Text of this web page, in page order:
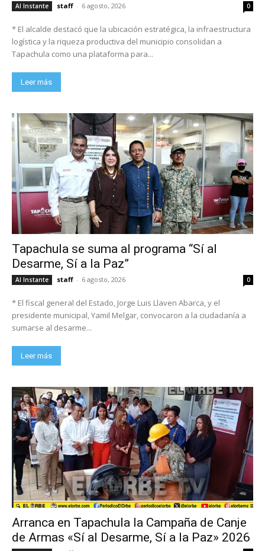
Al Instante staff - 6 agosto, 2026 0
* El alcalde destacó que la ubicación estratégica, la infraestructura
logística y la riqueza productiva del municipio consolidan a
Tapachula como una plataforma para...
Leer más
Tapachula se suma al programa “Sí al
Desarme, Sí a la Paz”
Al Instante staff - 6 agosto, 2026 0
* El fiscal general del Estado, Jorge Luis Llaven Abarca, y el
presidente municipal, Yamil Melgar, convocaron a la ciudadanía a
sumarse al desarme...
Leer más
Arranca en Tapachula la Campaña de Canje
de Armas «Sí al Desarme, Sí a la Paz» 2026